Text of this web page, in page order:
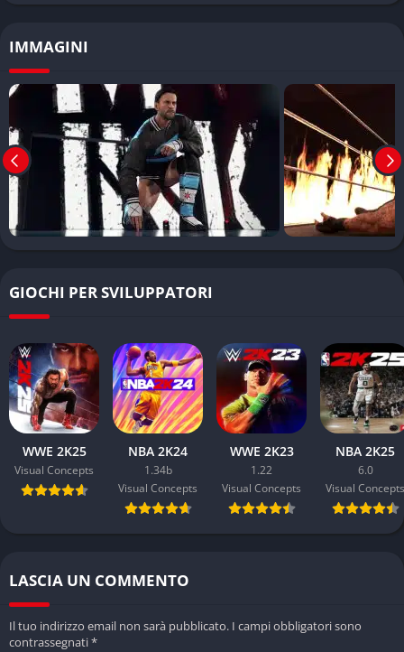
Roster molto ampio di superstar
Presentazione spettacolare in stile televisivo
Buon sistema di creazione dei wrestler
❌ Contro
Alcune modalità diventano ripetitive dopo molte ore
IA degli avversari non sempre convincente
IMMAGINI
GIOCHI PER SVILUPPATORI
WWE 2K25
Visual Concepts
NBA 2K24
1.34b
Visual Concepts
WWE 2K23
1.22
Visual Concepts
NBA 2K25
6.0
Visual Concepts
LASCIA UN COMMENTO
Il tuo indirizzo email non sarà pubblicato. I campi obbligatori sono
contrassegnati*